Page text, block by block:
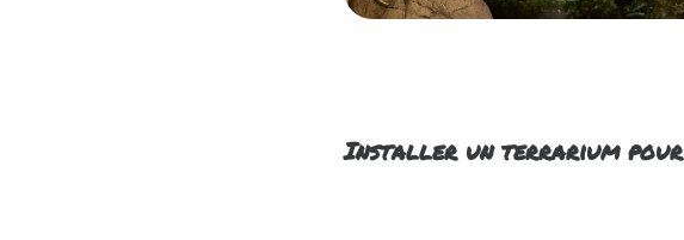
Installer un terrarium pour